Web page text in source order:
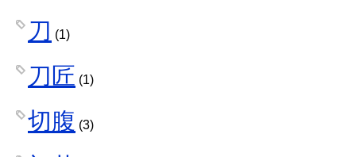
刀 (1)
刀匠 (1)
切腹 (3)